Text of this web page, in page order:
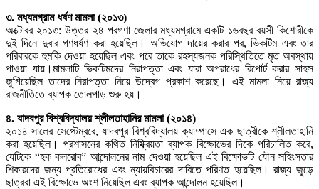
৩. মধ্যমগ্রাম ধর্ষণ মামলা (২০১৩)
অক্টোবর ২০১৩: উত্তর ২৪ পরগণা জেলার মধ্যমগ্রামে একটি ১৬বছর বয়সী কিশোরীকে
দুই দিনে দুবার গণধর্ষণ করা হয়েছিল। অভিযোগ দায়ের করার পর, ভিকটিম এবং তার
পরিবারকে হুমকি দেওয়া হয়েছিল এবং পরে তাকে রহস্যজনক পরিস্থিতিতে মৃত অবস্থায়
পাওয়া যায়।মামলাটি ভিকটিমদের নিরাপত্তা এবং যারা অপরাধের রিপোর্ট করার সাহস
জুগিয়েছিল তাদের নিরাপত্তা নিয়ে উদ্বেগ প্রকাশ করেছে। এই মামলা নিয়ে রাজ্য
রাজনীতিতে ব্যাপক তোলপাড় শুরু হয়।
৪. যাদবপুর বিশ্ববিদ্যালয় শ্লীলতাহানির মামলা (২০১৪)
২০১৪ সালের সেপ্টেম্বরে, যাদবপুর বিশ্ববিদ্যালয় ক্যাম্পাসে এক ছাত্রীকে শ্লীলতাহানি
করা হয়েছিল। প্রশাসনের কথিত নিষ্ক্রিয়তা ব্যাপক বিক্ষোভের দিকে পরিচালিত করে,
যেটিকে “হক কলরোব” আন্দোলনের নাম দেওয়া হয়েছিল এই বিক্ষোভটি যৌন সহিংসতার
শিকারদের জন্য প্রতিরোধের এবং ন্যায়বিচারের দাবিতে পরিণত হয়েছিল। রাজ্য জুড়ে
ছাত্ররা এই বিক্ষোভে অংশ নিয়েছিল এবং ব্যাপক আন্দোলন হয়েছিল।